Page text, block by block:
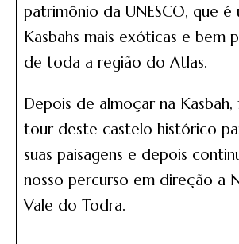
patrimônio da UNESCO, que é
Kasbahs mais exóticas e bem
de toda a região do Atlas.
Depois de almoçar na
tour deste castelo histórico
suas paisagens e depois
nosso percurso em direção a
Vale do Todra.